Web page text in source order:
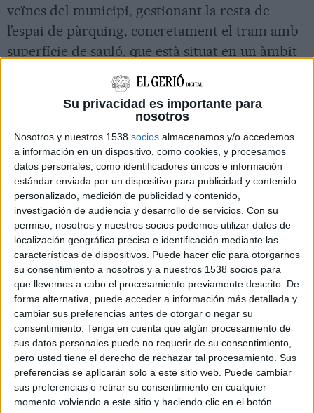
Su privacidad es importante para
nosotros
Nosotros y nuestros 1538 socios almacenamos y/o accedemos
a información en un dispositivo, como cookies, y procesamos
datos personales, como identificadores únicos e información
estándar enviada por un dispositivo para publicidad y contenido
personalizado, medición de publicidad y contenido,
investigación de audiencia y desarrollo de servicios. Con su
permiso, nosotros y nuestros socios podemos utilizar datos de
localización geográfica precisa e identificación mediante las
características de dispositivos. Puede hacer clic para otorgarnos
su consentimiento a nosotros y a nuestros 1538 socios para
que llevemos a cabo el procesamiento previamente descrito. De
forma alternativa, puede acceder a información más detallada y
cambiar sus preferencias antes de otorgar o negar su
consentimiento. Tenga en cuenta que algún procesamiento de
sus datos personales puede no requerir de su consentimiento,
pero usted tiene el derecho de rechazar tal procesamiento. Sus
preferencias se aplicarán solo a este sitio web. Puede cambiar
sus preferencias o retirar su consentimiento en cualquier
momento volviendo a este sitio y haciendo clic en el botón
veïnes del municipi, gestionant la resta de
l’espai de pàrquing, concretament el tram amb
superfície de sauló, que està situat en un àmbit
que pertany a Costes de l’Estat i que és cedit al
En aquest àmbit del pàrquing es garantirà
l’estacionament per als palamosins i les
palamosines, que tindran l’aparcament gratuït
tot l’any excepte els mesos de juliol i agost, quan
s’haurà d’abonar 20 cèntims d’euro al dia
mesura per assegurar la rotació de vehicles,
evitant d’aquesta manera que els vehicles
puguin quedar estacionats de manera
permanent durant el període de màxima
ocupació al municipi.Per als residents també
s’aplicarà la gratuïtat per als primers 30 minuts
Les persones que acreditin treballar a Palamós,
però que no siguin residents, pagaran 1 euro al
dia.